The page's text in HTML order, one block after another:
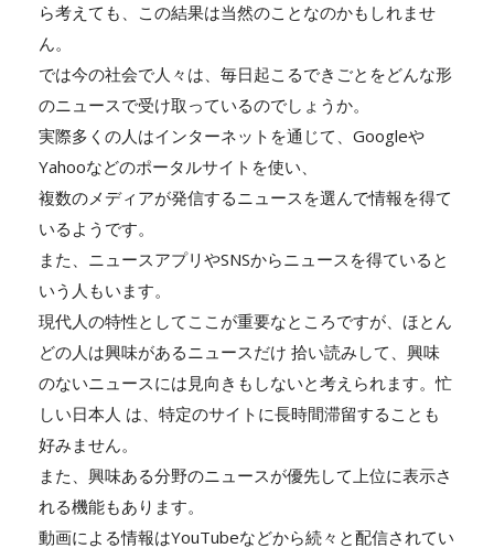
ら考えても、この結果は当然のことなのかもしれませ
ん。
では今の社会で人々は、毎日起こるできごとをどんな形
のニュースで受け取っているのでしょうか。
実際多くの人はインターネットを通じて、Googleや
Yahooなどのポータルサイトを使い、
複数のメディアが発信するニュースを選んで情報を得て
いるようです。
また、ニュースアプリやSNSからニュースを得ていると
いう人もいます。
現代人の特性としてここが重要なところですが、ほとん
どの人は興味があるニュースだけ 拾い読みして、興味
のないニュースには見向きもしないと考えられます。忙
しい日本人 は、特定のサイトに長時間滞留することも
好みません。
また、興味ある分野のニュースが優先して上位に表示さ
れる機能もあります。
動画による情報はYouTubeなどから続々と配信されてい